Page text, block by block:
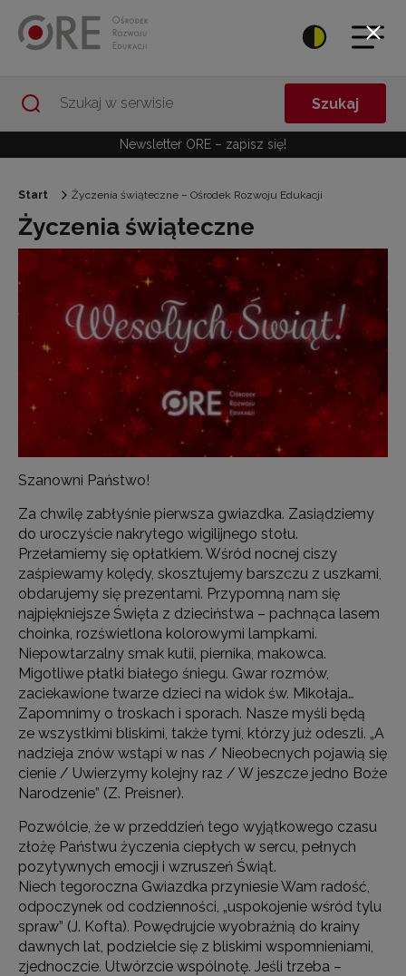
Szukaj
Newsletter ORE – zapisz się!
Start Życzenia świąteczne – Ośrodek Rozwoju Edukacji
Życzenia świąteczne
Szanowni Państwo!
Za chwilę zabłyśnie pierwsza gwiazdka. Zasiądziemy
do uroczyście nakrytego wigilijnego stołu.
Przełamiemy się opłatkiem. Wśród nocnej ciszy
zaśpiewamy kolędy, skosztujemy barszczu z uszkami,
obdarujemy się prezentami. Przypomną nam się
najpiękniejsze Święta z dzieciństwa – pachnąca lasem
choinka, rozświetlona kolorowymi lampkami.
Niepowtarzalny smak kutii, piernika, makowca.
Migotliwe płatki białego śniegu. Gwar rozmów,
zaciekawione twarze dzieci na widok św. Mikołaja…
Zapomnimy o troskach i sporach. Nasze myśli będą
ze wszystkimi bliskimi, także tymi, którzy już odeszli. „A
nadzieja znów wstąpi w nas / Nieobecnych pojawią się
cienie / Uwierzymy kolejny raz / W jeszcze jedno Boże
Narodzenie” (Z. Preisner).
Pozwólcie, że w przeddzień tego wyjątkowego czasu
złożę Państwu życzenia ciepłych w sercu, pełnych
pozytywnych emocji i wzruszeń Świąt.
Niech tegoroczna Gwiazdka przyniesie Wam radość,
odpoczynek od codzienności, „uspokojenie wśród tylu
spraw” (J. Kofta). Powędrujcie wyobraźnią do krainy
dawnych lat, podzielcie się z bliskimi wspomnieniami,
zjednoczcie. Utwórzcie wspólnotę. Jeśli trzeba –